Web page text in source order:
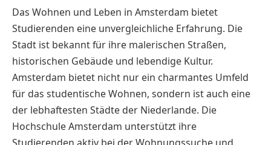
Das Wohnen und Leben in Amsterdam bietet
Studierenden eine unvergleichliche Erfahrung. Die
Stadt ist bekannt für ihre malerischen Straßen,
historischen Gebäude und lebendige Kultur.
Amsterdam bietet nicht nur ein charmantes Umfeld
für das studentische Wohnen, sondern ist auch eine
der lebhaftesten Städte der Niederlande. Die
Hochschule Amsterdam unterstützt ihre